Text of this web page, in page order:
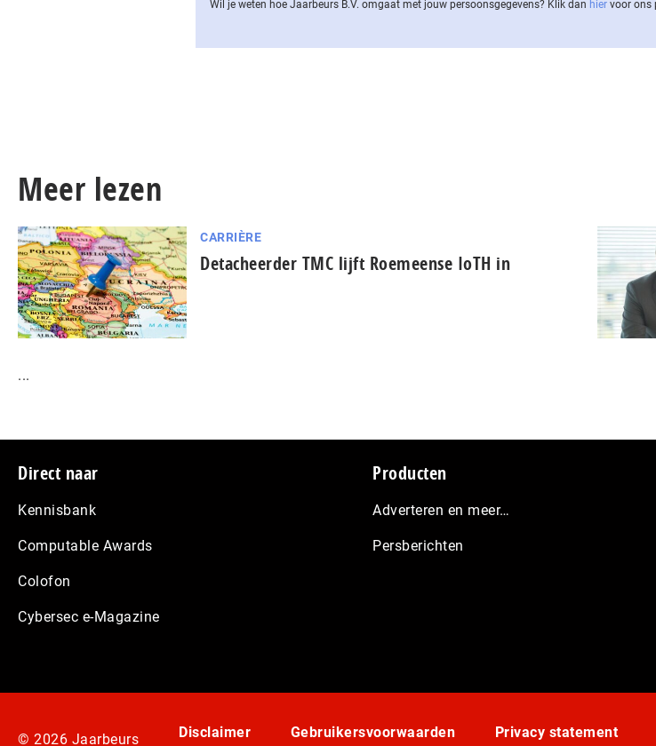
Wil je weten hoe Jaarbeurs B.V. omgaat met jouw per­soons­ge­ge­vens? Klik dan hier voor ons
Meer lezen
CARRIÈRE
Detacheerder TMC lijft Roemeense IoTH in
...
Footer
Direct naar
Kennisbank
Computable Awards
Colofon
Cybersec e-Magazine
Producten
Adverteren en meer…
Persberichten
© 2026 Jaarbeurs Disclaimer Gebruikersvoorwaarden Privacy statement